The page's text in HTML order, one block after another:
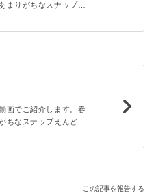
まりがちなスナップエ
画でご紹介します。春
ちなスナップえんどう
この記事を報告する